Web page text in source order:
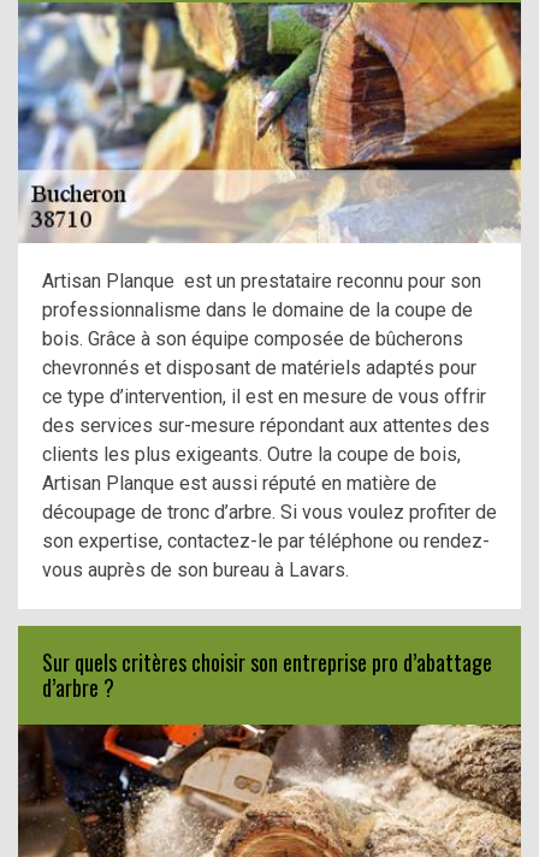
Artisan Planque est un prestataire reconnu pour son
professionnalisme dans le domaine de la coupe de
bois. Grâce à son équipe composée de bûcherons
chevronnés et disposant de matériels adaptés pour
ce type d’intervention, il est en mesure de vous offrir
des services sur-mesure répondant aux attentes des
clients les plus exigeants. Outre la coupe de bois,
Artisan Planque est aussi réputé en matière de
découpage de tronc d’arbre. Si vous voulez profiter de
son expertise, contactez-le par téléphone ou rendez-
vous auprès de son bureau à Lavars.
Sur quels critères choisir son entreprise pro d’abattage
d’arbre ?